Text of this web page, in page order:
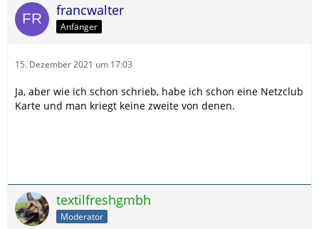
francwalter
Anfänger
15. Dezember 2021 um 17:03
Ja, aber wie ich schon schrieb, habe ich schon eine Netzclub
Karte und man kriegt keine zweite von denen.
textilfreshgmbh
Moderator